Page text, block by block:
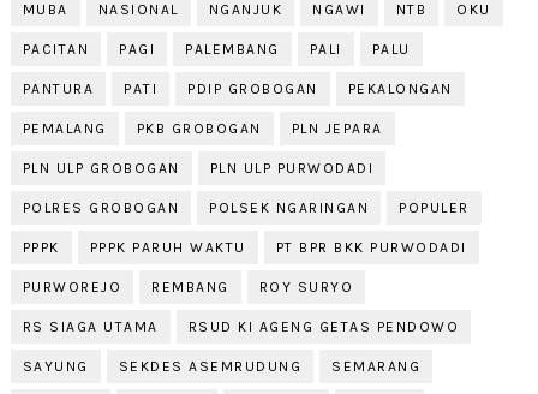
MUBA NASIONAL NGANJUK NGAWI NTB OKU
PACITAN PAGI PALEMBANG PALI PALU
PANTURA PATI PDIP GROBOGAN PEKALONGAN
PEMALANG PKB GROBOGAN PLN JEPARA
PLN ULP GROBOGAN PLN ULP PURWODADI
POLRES GROBOGAN POLSEK NGARINGAN POPULER
PPPK PPPK PARUH WAKTU PT BPR BKK PURWODADI
PURWOREJO REMBANG ROY SURYO
RS SIAGA UTAMA RSUD KI AGENG GETAS PENDOWO
SAYUNG SEKDES ASEMRUDUNG SEMARANG